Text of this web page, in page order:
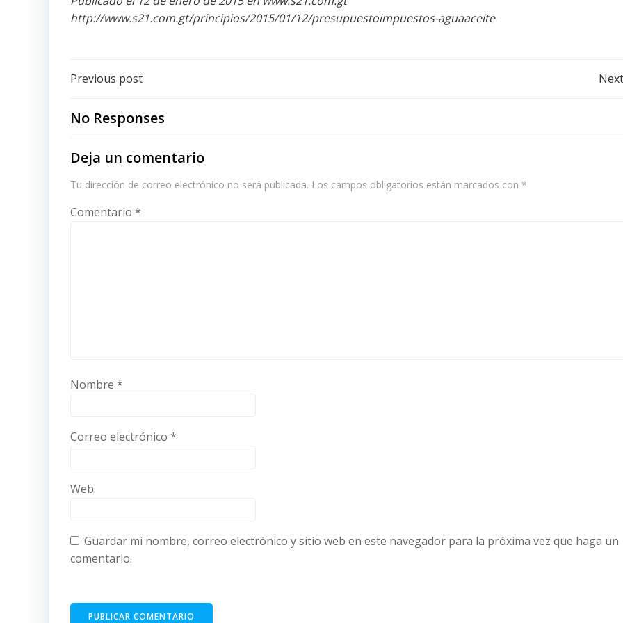
http://www.s21.com.gt/principios/2015/01/12/presupuestoimpuestos-aguaaceite
Post
navigation
Previous post
No Responses
Deja un comentario
Tu dirección de correo electrónico no será publicada. Los campos obligatorios están marcados con *
Comentario *
Nombre *
Correo electrónico *
Web
Guardar mi nombre, correo electrónico y sitio web en este navegador para la próxima vez que haga un
comentario.